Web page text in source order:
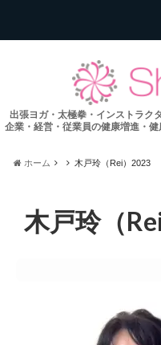
出張ヨガ・太極拳・インストラク
企業・経営・従業員の健康増進・
ホーム 木戸玲（Rei）2023
木戸玲（